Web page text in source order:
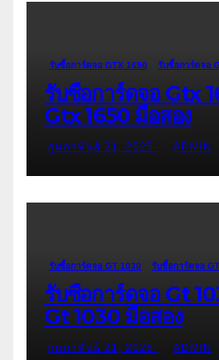
รับซื้อการ์ดจอ GTX 1650 รับซื้อการ์ดจอ
รับซื้อการ์ดจอ Gtx
Gtx 1650 มือสอง
กุมภาพันธ์ 21, 2025 ADMIN
รับซื้อการ์ดจอ GT 1030 รับซื้อการ์ดจอ
รับซื้อการ์ดจอ Gt
Gt 1030 มือสอง
กุมภาพันธ์ 21, 2025 ADMIN